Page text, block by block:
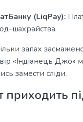
(LiqPay):
шахрайства.
запах
«Індіанець Джо»
замести сліди.
приходить